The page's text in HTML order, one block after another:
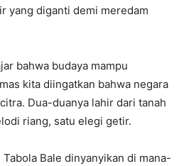
yang diganti demi meredam
bahwa budaya mampu
kita diingatkan bahwa negara
Dua-duanya lahir dari tanah
riang, satu elegi getir.
Bale dinyanyikan di mana-